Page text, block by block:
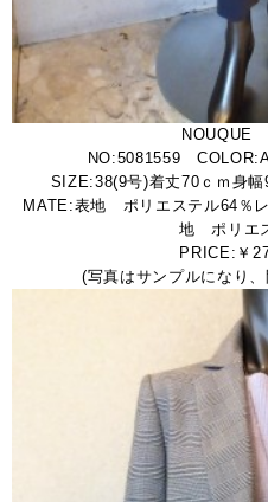
NOUQUE
NO:5081559
SIZE:38(9号)着丈70ｃｍ身
MATE:表地 ポリエステル64％
地 ポリエ
PRICE:￥
(写真はサンプルになり